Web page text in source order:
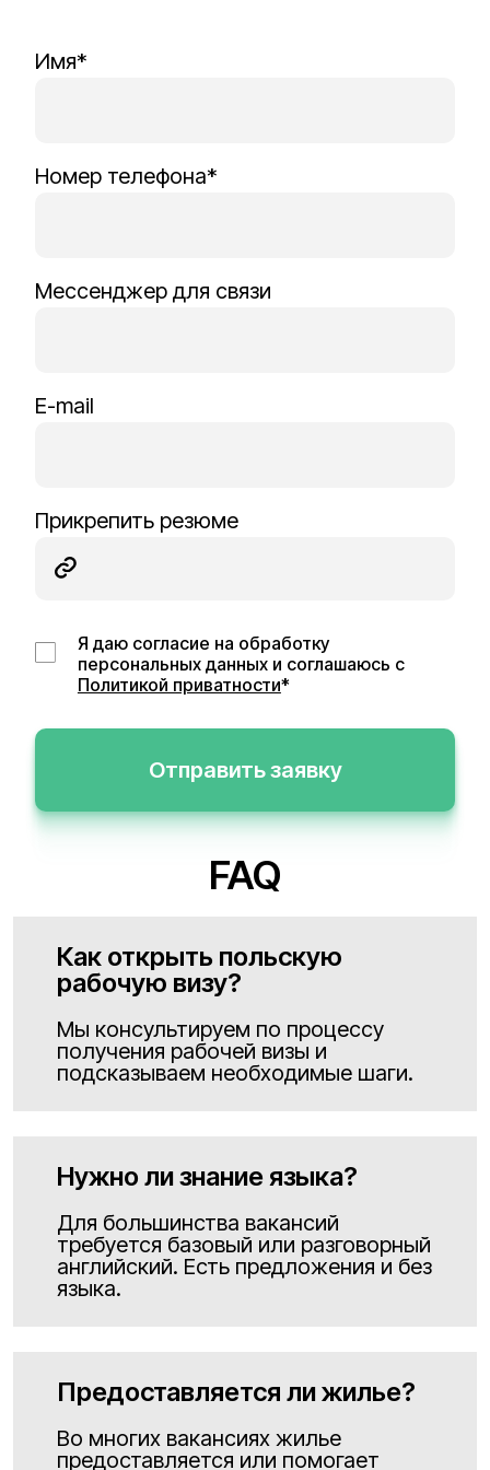
Имя*
Номер телефона*
Мессенджер для связи
E-mail
Прикрепить резюме
Я даю согласие на обработку
персональных данных и соглашаюсь с
Политикой приватности*
Отправить заявку
FAQ
Как открыть польскую
рабочую визу?
Мы консультируем по процессу
получения рабочей визы и
подсказываем необходимые шаги.
Нужно ли знание языка?
Для большинства вакансий
требуется базовый или разговорный
английский. Есть предложения и без
языка.
Предоставляется ли жилье?
Во многих вакансиях жилье
предоставляется или помогает